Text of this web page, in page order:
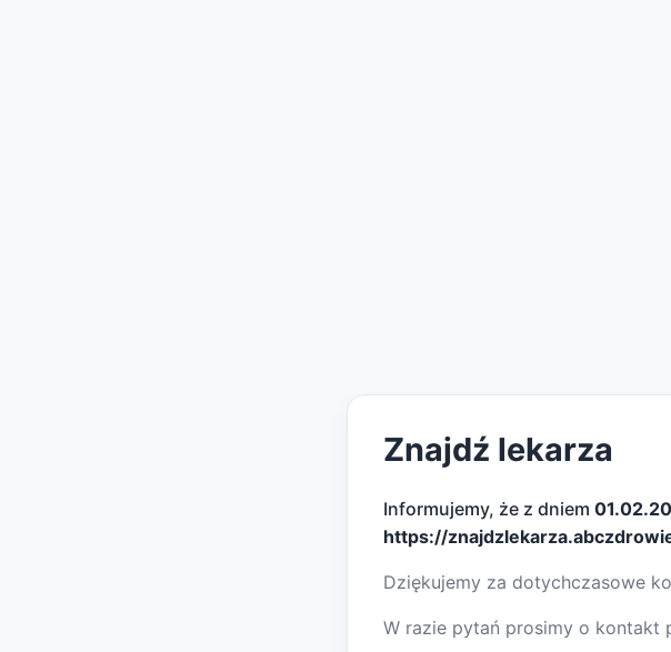
Znajdź lekarza
Informujemy, że z dniem
https://
Dziękujemy za dotychczasowe
W razie pytań prosimy o kontakt